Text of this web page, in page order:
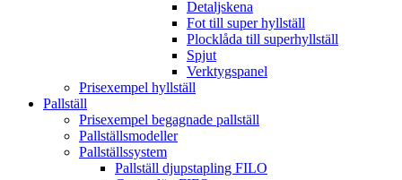
Detaljskena
Fot till super hyllställ
Plocklåda till superhyllställ
Spjut
Verktygspanel
Prisexempel hyllställ
Pallställ
Prisexempel begagnade pallställ
Pallställsmodeller
Pallställssystem
Pallställ djupstapling FILO